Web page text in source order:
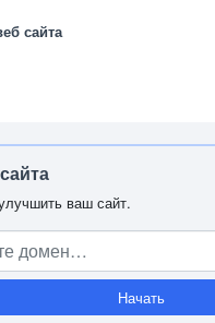
сайта
ваш сайт.
Начать